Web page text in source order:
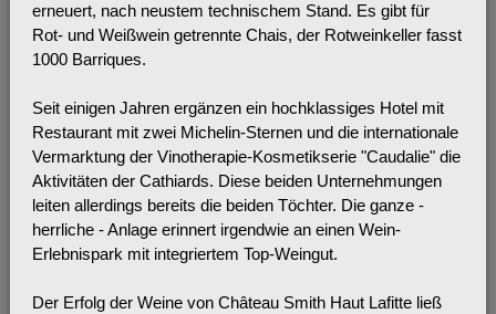
erneuert, nach neustem technischem Stand. Es gibt für
Rot- und Weißwein getrennte Chais, der Rotweinkeller fasst
1000 Barriques.
Seit einigen Jahren ergänzen ein hochklassiges Hotel mit
Restaurant mit zwei Michelin-Sternen und die internationale
Vermarktung der Vinotherapie-Kosmetikserie "Caudalie" die
Aktivitäten der Cathiards. Diese beiden Unternehmungen
leiten allerdings bereits die beiden Töchter. Die ganze -
herrliche - Anlage erinnert irgendwie an einen Wein-
Erlebnispark mit integriertem Top-Weingut.
Der Erfolg der Weine von Château Smith Haut Lafitte ließ